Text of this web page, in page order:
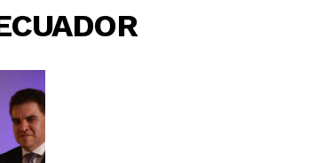
Selva Eterna, el santuario que cuida la vida